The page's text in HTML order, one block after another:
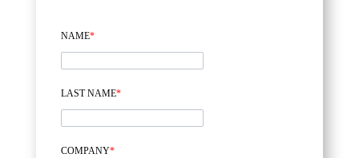
NAME*
LAST NAME*
COMPANY*